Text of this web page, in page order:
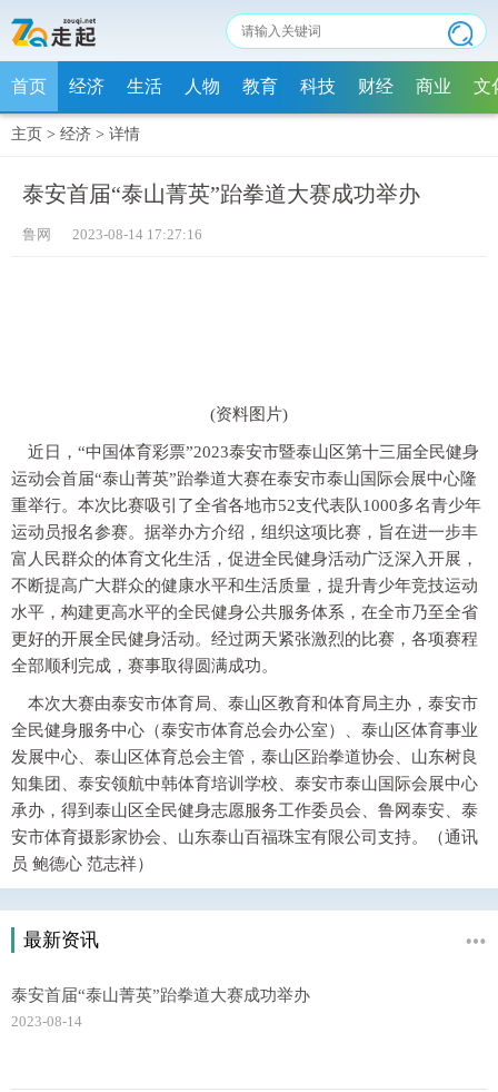
首页 经济 生活 人物 教育 科技 财经 商业 文
主页 > 经济 > 详情
泰安首届“泰山菁英”跆拳道大赛成功举办
鲁网 2023-08-14 17:27:16
(资料图片)
近日，“中国体育彩票”2023泰安市暨泰山区第十三届全民健身
运动会首届“泰山菁英”跆拳道大赛在泰安市泰山国际会展中心隆
重举行。本次比赛吸引了全省各地市52支代表队1000多名青少年
运动员报名参赛。据举办方介绍，组织这项比赛，旨在进一步丰
富人民群众的体育文化生活，促进全民健身活动广泛深入开展，
不断提高广大群众的健康水平和生活质量，提升青少年竞技运动
水平，构建更高水平的全民健身公共服务体系，在全市乃至全省
更好的开展全民健身活动。经过两天紧张激烈的比赛，各项赛程
全部顺利完成，赛事取得圆满成功。
本次大赛由泰安市体育局、泰山区教育和体育局主办，泰安市
全民健身服务中心（泰安市体育总会办公室）、泰山区体育事业
发展中心、泰山区体育总会主管，泰山区跆拳道协会、山东树良
知集团、泰安领航中韩体育培训学校、泰安市泰山国际会展中心
承办，得到泰山区全民健身志愿服务工作委员会、鲁网泰安、泰
安市体育摄影家协会、山东泰山百福珠宝有限公司支持。（通讯
员 鲍德心 范志祥）
最新资讯
泰安首届“泰山菁英”跆拳道大赛成功举办
2023-08-14